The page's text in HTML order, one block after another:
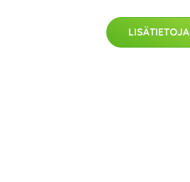
LISÄTIETOJA